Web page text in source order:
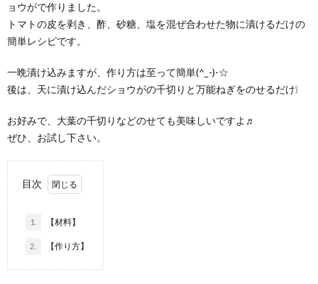
ョウがで作りました。
トマトの皮を剥き、酢、砂糖、塩を混ぜ合わせた物に漬けるだけの
簡単レシピです。
一晩漬け込みますが、作り方は至って簡単(^_-)-☆
後は、天に漬け込んだショウがの千切りと万能ねぎをのせるだけ❕
お好みで、大葉の千切りなどのせても美味しいですよ♬
ぜひ、お試し下さい。
目次
1. 【材料】
2. 【作り方】